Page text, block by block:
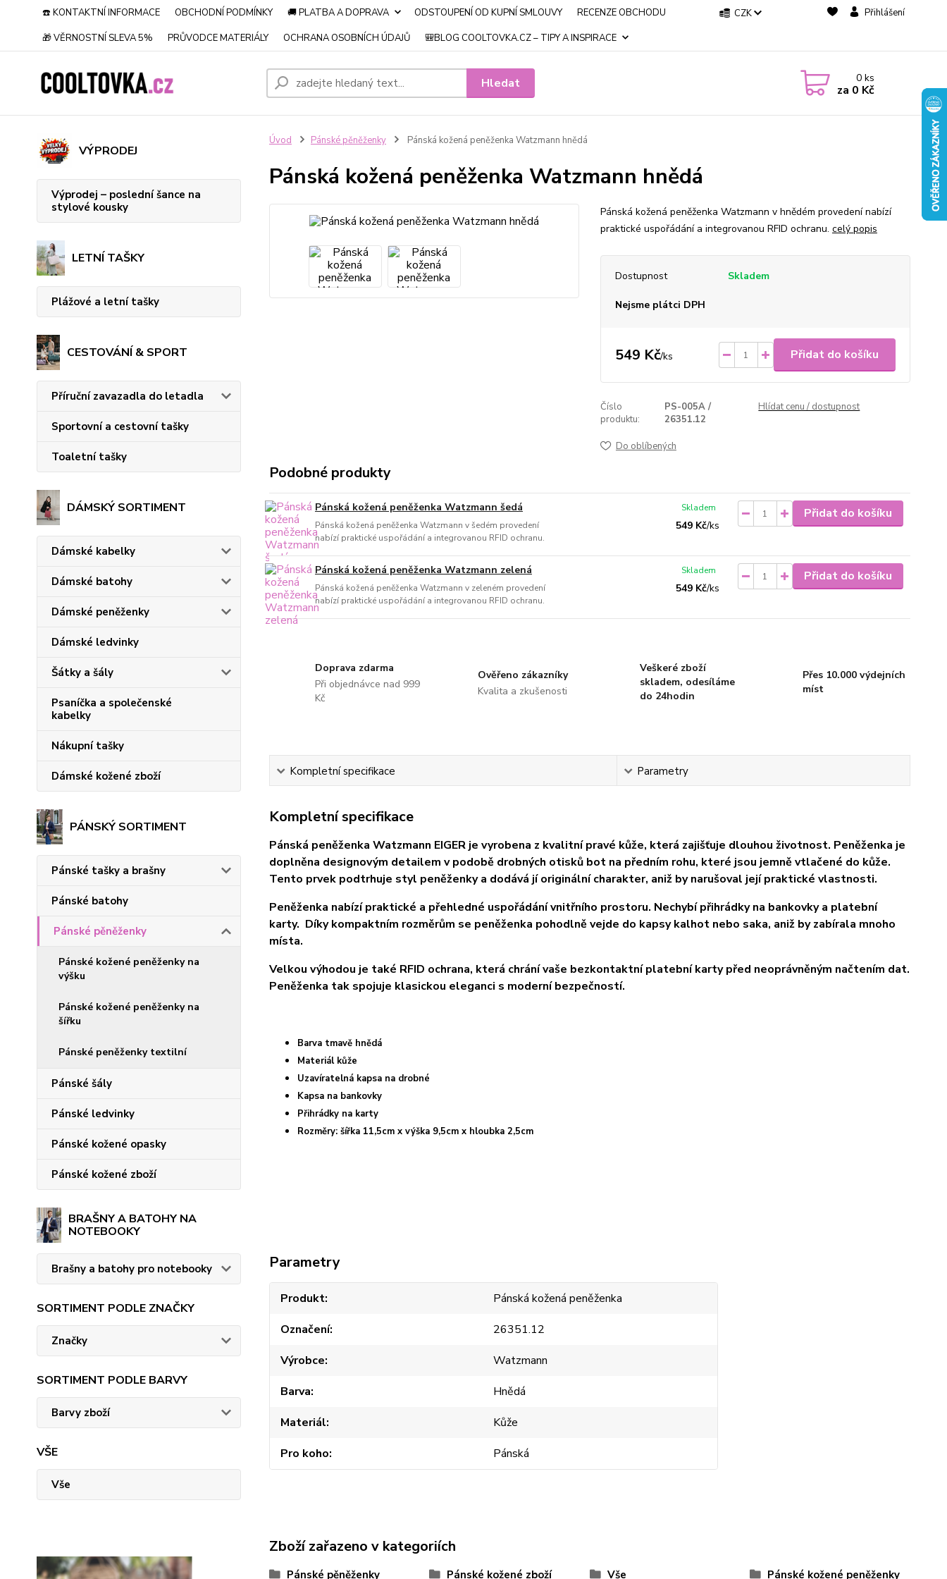
☎️ KONTAKTNÍ INFORMACE OBCHODNÍ PODMÍNKY 🚚 PLATBA A DOPRAVA ODSTOUPENÍ OD KUPNÍ SMLOUVY
RECENZE OBCHODU
🎁 VĚRNOSTNÍ SLEVA 5%
PRŮVODCE MATERIÁLY OCHRANA OSOBNÍCH ÚDAJŮ 🎒BLOG COOLTOVKA.CZ – TIPY A INSPIRACE
CZK Přihlášení
Hledat 0ks
za 0 Kč
VÝPRODEJ
Výprodej – poslední šance na
stylové kousky
LETNÍ TAŠKY
Plážové a letní tašky
CESTOVÁNÍ & SPORT
Příruční zavazadla do letadla
Sportovní a cestovní tašky
Toaletní tašky
DÁMSKÝ SORTIMENT
Dámské kabelky
Dámské batohy
Dámské peněženky
Dámské ledvinky
Šátky a šály
Psaníčka a společenské
kabelky
Nákupní tašky
Dámské kožené zboží
PÁNSKÝ SORTIMENT
Pánské tašky a brašny
Pánské batohy
Pánské pěněženky
Pánské kožené peněženky na
výšku
Pánské kožené peněženky na
šířku
Pánské peněženky textilní
Pánské šály
Pánské ledvinky
Pánské kožené opasky
Pánské kožené zboží
BRAŠNY A BATOHY NA
NOTEBOOKY
Brašny a batohy pro notebooky
SORTIMENT PODLE ZNAČKY
Značky
SORTIMENT PODLE BARVY
Barvy zboží
VŠE
Vše
Úvod Pánské pěněženky Pánská kožená peněženka Watzmann hnědá
Pánská kožená peněženka Watzmann hnědá
Pánská kožená peněženka Watzmann v hnědém provedení nabízí
praktické uspořádání a integrovanou RFID ochranu. celý popis
Dostupnost Skladem
Nejsme plátci DPH
549 Kč/ks Přidat do košíku
Číslo
produktu:
PS-005A /
26351.12
Hlídat cenu / dostupnost
Do oblíbených
Podobné produkty
Pánská kožená peněženka Watzmann šedá
Pánská kožená peněženka Watzmann v šedém provedení
nabízí praktické uspořádání a integrovanou RFID ochranu.
549 Kč/ks
Skladem Přidat do košíku
Pánská kožená peněženka Watzmann zelená
Pánská kožená peněženka Watzmann v zeleném provedení
nabízí praktické uspořádání a integrovanou RFID ochranu.
549 Kč/ks
Skladem Přidat do košíku
Doprava zdarma
Při objednávce nad 999
Kč
Ověřeno zákazníky
Kvalita a zkušenosti
Veškeré zboží
skladem, odesíláme
do 24hodin
Přes 10.000 výdejních
míst
Kompletní specifikace Parametry
Kompletní specifikace
Pánská peněženka Watzmann EIGER je vyrobena z kvalitní pravé kůže, která zajišťuje dlouhou životnost. Peněženka je
doplněna designovým detailem v podobě drobných otisků bot na předním rohu, které jsou jemně vtlačené do kůže.
Tento prvek podtrhuje styl peněženky a dodává jí originální charakter, aniž by narušoval její praktické vlastnosti.
Peněženka nabízí praktické a přehledné uspořádání vnitřního prostoru. Nechybí přihrádky na bankovky a platební
karty. Díky kompaktním rozměrům se peněženka pohodlně vejde do kapsy kalhot nebo saka, aniž by zabírala mnoho
místa.
Velkou výhodou je také RFID ochrana, která chrání vaše bezkontaktní platební karty před neoprávněným načtením dat.
Peněženka tak spojuje klasickou eleganci s moderní bezpečností.
Barva tmavě hnědá
Materiál kůže
Uzavíratelná kapsa na drobné
Kapsa na bankovky
Přihrádky na karty
Rozměry: šířka 11,5cm x výška 9,5cm x hloubka 2,5cm
Parametry
Produkt
Pánská kožená peněženka
Označení
26351.12
Výrobce
Watzmann
Barva
Hnědá
Materiál
Kůže
Pro koho
Pánská
Zboží zařazeno v kategoriích
Pánské pěněženky Pánské kožené zboží Vše Pánské kožené peněženky